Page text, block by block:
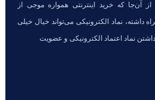
آن‌جا که خرید اینترنتی همواره موجی از
داشته، نماد الکترونیکی می‌تواند خیال خیلی
نماد اعتماد الکترونیکی و عضویت